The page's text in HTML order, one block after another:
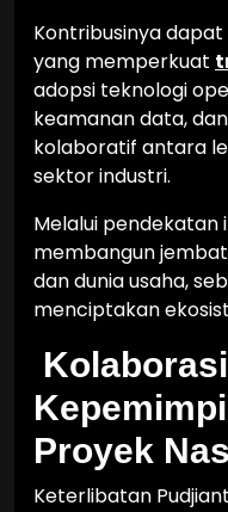
Kontribusinya
yang memperkuat
adopsi teknologi
keamanan data,
kolaboratif antara
sektor industri.
Melalui pendekatan
membangun
dan dunia usaha,
menciptakan
Proyek
Keterlibatan